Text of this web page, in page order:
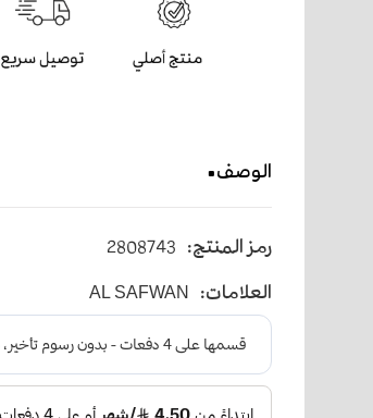
الوصف
رمز المنتج: 2808743
العلامات: AL SAFWAN